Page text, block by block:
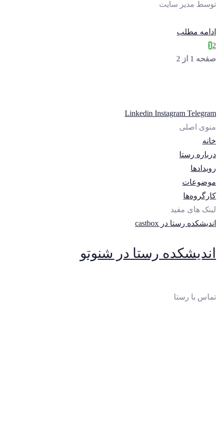
توسط مدیر سایت
ادامه مطلب
12
صفحه 1 از 2
Linkedin Instagram Telegram
منوی اصلی
خانه
درباره رستا
رویدادها
موضوعات
کارگروه‌ها
لینک های مفید
اندیشکده رستا در castbox
اندیشکده رستا در شنوتو
تماس با رستا